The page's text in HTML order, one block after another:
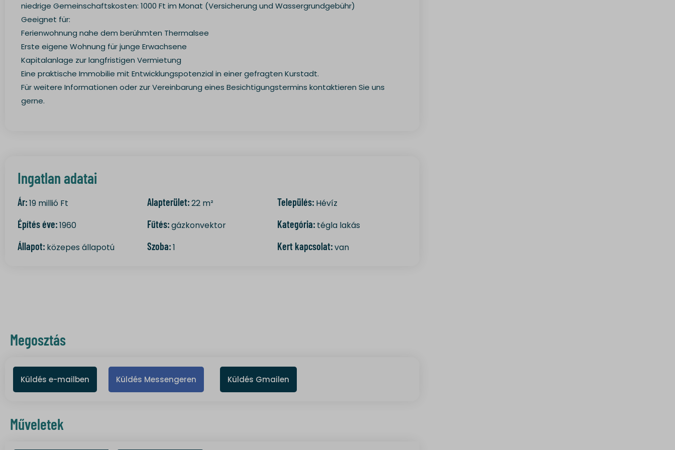
niedrige Gemeinschaftskosten: 1000 Ft im Monat (Versicherung und Wassergrundgebühr)
Geeignet für:
Ferienwohnung nahe dem berühmten Thermalsee
Erste eigene Wohnung für junge Erwachsene
Kapitalanlage zur langfristigen Vermietung
Eine praktische Immobilie mit Entwicklungspotenzial in einer gefragten Kurstadt.
Für weitere Informationen oder zur Vereinbarung eines Besichtigungstermins kontaktieren Sie uns
gerne.
Ingatlan adatai
Ár:19 millió Ft Alapterület:22 m² Település: Hévíz
Építés éve:1960 Fűtés:gázkonvektor Kategória: tégla lakás
Állapot: közepes állapotú Szoba:1 Kert kapcsolat:van
Megosztás
Küldés e-mailben Küldés Messengeren Küldés Gmailen
Műveletek
www.gstatic.com